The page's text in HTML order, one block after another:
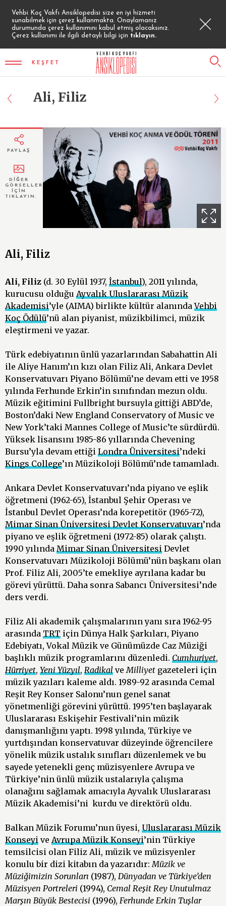
Vehbi Koç Vakfı Ansiklopedisi size en iyi hizmeti
sunabilmek için çerez kullanmakta. Onaylamanız
durumunda çerez kullanımını kabul etmiş olacaksınız.
Çerez kullanımı ile ilgili detaylı bilgi için tıklayın.
KEŞFET
Ali, Filiz
PAYLAŞ
DİĞER
GÖRSELLER
İÇİN
TIKLAYIN.
Ali, Filiz
Ali, Filiz (d. 30 Eylül 1937, İstanbul), 2011 yılında,
kurucusu olduğu Ayvalık Uluslararası Müzik
Akademisi’yle (AIMA) birlikte kültür alanındaVehbi
Koç Ödülü’nü alan piyanist, müzikbilimci, müzik
eleştirmeni ve yazar.
Türk edebiyatının ünlü yazarlarından Sabahattin Ali
ile Aliye Hanım’ın kızı olan Filiz Ali, Ankara Devlet
Konservatuvarı Piyano Bölümü’ne devam etti ve 1958
yılında Ferhunde Erkin’in sınıfından mezun oldu.
Müzik eğitimini Fullbright bursuyla gittiği ABD’de,
Boston’daki New England Conservatory of Music ve
New York’taki Mannes College of Music’te sürdürdü.
Yüksek lisansını 1985-86 yıllarında Chevening
Bursu’yla devam ettiği Londra Üniversitesi’ndeki
Kings College’ın Müzikoloji Bölümü’nde tamamladı.
Ankara Devlet Konservatuvarı’nda piyano ve eşlik
öğretmeni (1962-65), İstanbul Şehir Operası ve
İstanbul Devlet Operası’nda korepetitör (1965-72),
Mimar Sinan Üniversitesi Devlet Konservatuvarı’nda
piyano ve eşlik öğretmeni (1972-85) olarak çalıştı.
1990 yılında Mimar Sinan Üniversitesi Devlet
Konservatuvarı Müzikoloji Bölümü’nün başkanı olan
Prof. Filiz Ali, 2005’te emekliye ayrılana kadar bu
görevi yürüttü. Daha sonra Sabancı Üniversitesi’nde
ders verdi.
Filiz Ali akademik çalışmalarının yanı sıra 1962-95
arasında TRT için Dünya Halk Şarkıları, Piyano
Edebiyatı, Vokal Müzik ve Günümüzde Caz Müziği
başlıklı müzik programlarını düzenledi. Cumhuriyet,
Hürriyet, Yeni Yüzyıl, Radikal veMilliyet gazeteleri için
müzik yazıları kaleme aldı. 1989-92 arasında Cemal
Reşit Rey Konser Salonu’nun genel sanat
yönetmenliği görevini yürüttü. 1995’ten başlayarak
Uluslararası Eskişehir Festivali’nin müzik
danışmanlığını yaptı. 1998 yılında, Türkiye ve
yurtdışından konservatuvar düzeyinde öğrencilere
yönelik müzik ustalık sınıfları düzenlemek ve bu
sayede yetenekli genç müzisyenlere Avrupa ve
Türkiye’nin ünlü müzik ustalarıyla çalışma
olanağını sağlamak amacıyla Ayvalık Uluslararası
Müzik Akademisi’ni kurdu ve direktörü oldu.
Balkan Müzik Forumu’nun üyesi, Uluslararası Müzik
Konseyi ve Avrupa Müzik Konseyi’nin Türkiye
temsilcisi olan Filiz Ali, müzik ve müzisyenler
konulu bir dizi kitabın da yazarıdır:Müzik ve
Müziğimizin Sorunları (1987), Dünyadan ve Türkiye’den
Müzisyen Portreleri (1994), Cemal Reşit Rey Unutulmaz
Marşın Büyük Bestecisi (1996), Ferhunde Erkin Tuşlar